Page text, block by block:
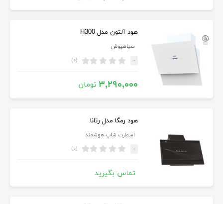
هود آلتون مدل H300
سیاهپوش
- (۰)
۳,۲۹۰,۰۰۰ تومان
هود رمگا مدل رتانا
اسمارت شاپ هوشمند
- (۰)
تماس بگیرید